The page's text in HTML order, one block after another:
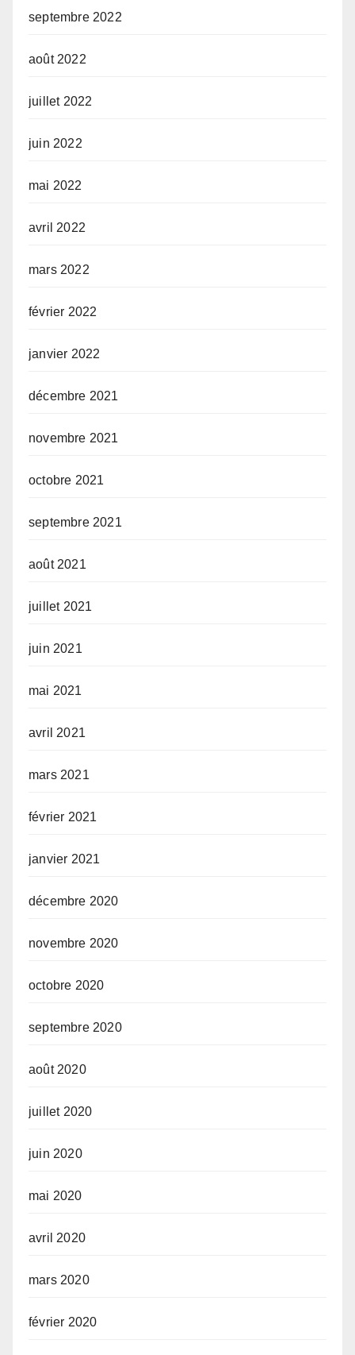
septembre 2022
août 2022
juillet 2022
juin 2022
mai 2022
avril 2022
mars 2022
février 2022
janvier 2022
décembre 2021
novembre 2021
octobre 2021
septembre 2021
août 2021
juillet 2021
juin 2021
mai 2021
avril 2021
mars 2021
février 2021
janvier 2021
décembre 2020
novembre 2020
octobre 2020
septembre 2020
août 2020
juillet 2020
juin 2020
mai 2020
avril 2020
mars 2020
février 2020